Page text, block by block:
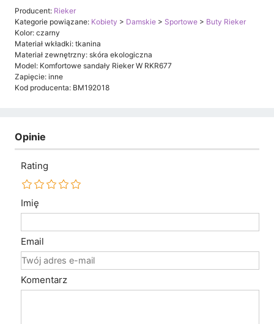
Producent: Rieker
Kategorie powiązane: Kobiety > Damskie > Sportowe > Buty Rieker
Kolor: czarny
Materiał wkładki: tkanina
Materiał zewnętrzny: skóra ekologiczna
Model: Komfortowe sandały Rieker W RKR677
Zapięcie: inne
Kod producenta: BM192018
Opinie
Rating
Imię
Email
Komentarz